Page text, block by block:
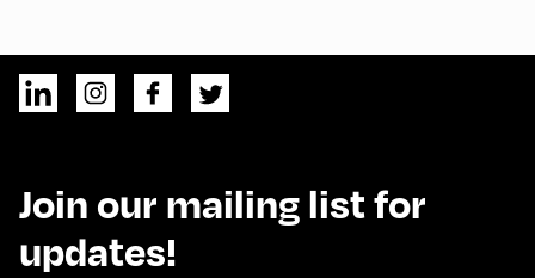
Join our mailing list for
updates!